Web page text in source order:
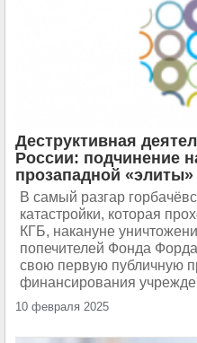
Деструктивная
России: подчинение
прозападной «элиты»
В самый разгар
катастройки, которая
КГБ, накануне
попечителей Фонда
свою первую публичную
финансирования
10 февраля 2025